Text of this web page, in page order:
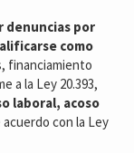
denuncias por
como
financiamiento
a la Ley 20.393,
laboral, acoso
acuerdo con la Ley